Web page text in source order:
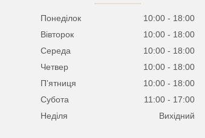
Понеділок 10:00
18:00
Вівторок
10:00
18:00
Середа
10:00
18:00
Четвер
10:00
18:00
Пʼятниця
10:00
18:00
Субота
11:00
17:00
Неділя
Вихідний